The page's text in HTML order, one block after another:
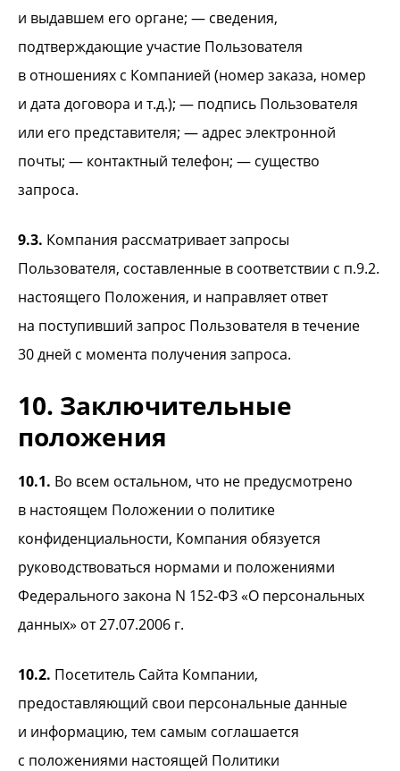
и выдавшем его органе; — сведения,
подтверждающие участие Пользователя
в отношениях с Компанией (номер заказа, номер
и дата договора и т.д.); — подпись Пользователя
или его представителя; — адрес электронной
почты; — контактный телефон; — существо
запроса.
9.3. Компания рассматривает запросы
Пользователя, составленные в соответствии с п.9.2.
настоящего Положения, и направляет ответ
на поступивший запрос Пользователя в течение
30 дней с момента получения запроса.
10. Заключительные
положения
10.1. Во всем остальном, что не предусмотрено
в настоящем Положении о политике
конфиденциальности, Компания обязуется
руководствоваться нормами и положениями
Федерального закона N 152-ФЗ «О персональных
данных» от 27.07.2006 г.
10.2. Посетитель Сайта Компании,
предоставляющий свои персональные данные
и информацию, тем самым соглашается
с положениями настоящей Политики